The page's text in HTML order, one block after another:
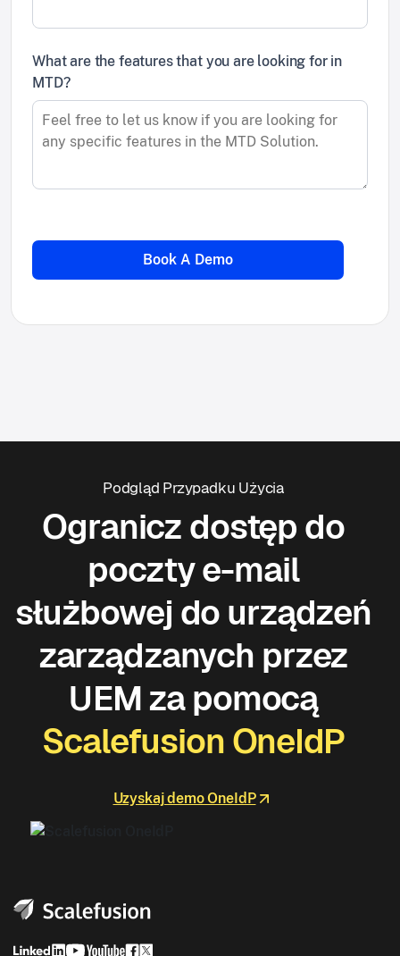
What are the features that you are looking for in
MTD?
Podgląd Przypadku Użycia
Ogranicz dostęp do
poczty e-mail
służbowej do urządzeń
zarządzanych przez
UEM za pomocą
Scalefusion OneIdP
Uzyskaj demo OneIdP